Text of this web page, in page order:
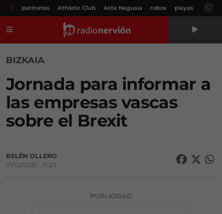
# patinetes Athletic Club Aste Nagusia robos playas
BIZKAIA
Jornada para informar a
las empresas vascas
sobre el Brexit
BELÉN OLLERO
01/02/2021 • 11:20
PUBLICIDAD